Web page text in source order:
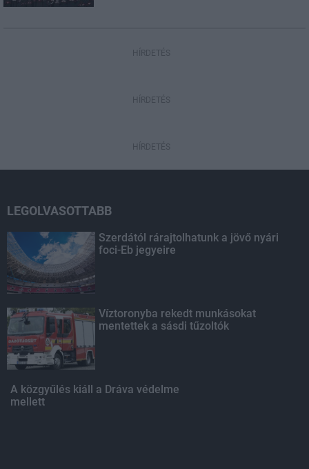
HÍRDETÉS
HÍRDETÉS
HÍRDETÉS
LEGOLVASOTTABB
Szerdától rárajtolhatunk a jövő nyári
foci-Eb jegyeire
Víztoronyba rekedt munkásokat
mentettek a sásdi tűzoltók
A közgyűlés kiáll a Dráva védelme
mellett